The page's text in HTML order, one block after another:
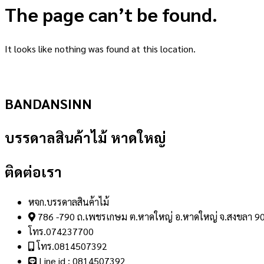
The page can’t be found.
It looks like nothing was found at this location.
BANDANSINN
บรรดาลสินค้าไม้ หาดใหญ่
ติดต่อเรา
หจก.บรรดาลสินค้าไม้
786 -790 ถ.เพชรเกษม ต.หาดใหญ่ อ.หาดใหญ่ จ.สงขลา
โทร.074237700
โทร.0814507392
Line id : 0814507392